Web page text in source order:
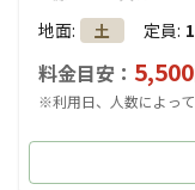
地面: 土 定員:
料金目安： 5,500
※利用日、人数によって